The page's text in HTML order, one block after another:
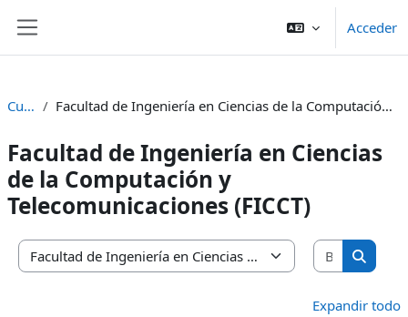
Acceder
Cursos Facultad de Ingeniería en Ciencias de la Computación y Telecomunicaciones (FICCT)
Facultad de Ingeniería en Ciencias
de la Computación y
Telecomunicaciones (FICCT)
Categorías
Buscar
Buscar
Expandir todo